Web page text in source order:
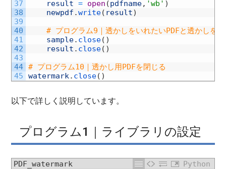
37
38
39
40
41
42
43
44
45
result = open (pdfname, 'wb' )
newpdf .write( result)
# プログラム9｜透かしをいれたいPDFと透かしを
sample. close( )
result . close( )
# プログラム10｜透かし用PDFを閉じる
watermark. close( )
以下で詳しく説明しています。
プログラム1｜ライブラリの設定
PDF_watermark
Python